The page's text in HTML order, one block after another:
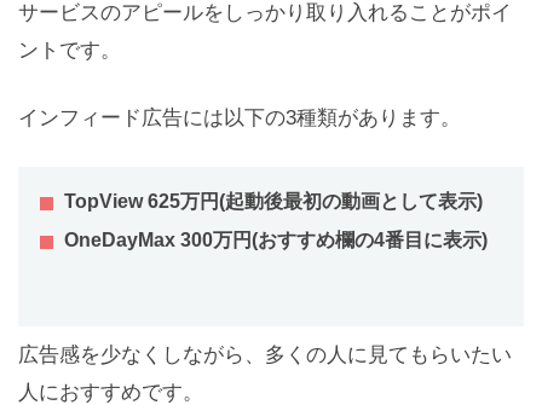
サービスのアピールをしっかり取り入れることがポイ
ントです。
インフィード広告には以下の3種類があります。
TopView 625万円(起動後最初の動画として表示)
OneDayMax 300万円(おすすめ欄の4番目に表示)
広告感を少なくしながら、多くの人に見てもらいたい
人におすすめです。